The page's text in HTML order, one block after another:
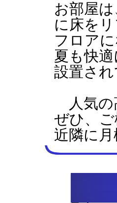
お部屋
に床を
フロア
夏も快
設置され
人気の
ぜひ、
近隣に